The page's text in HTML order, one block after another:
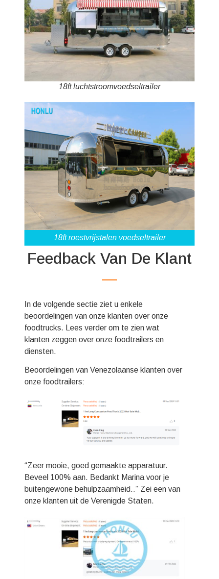
18ft luchtstroomvoedseltrailer
18ft roestvrijstalen voedseltrailer
Feedback Van De Klant
In de volgende sectie ziet u enkele
beoordelingen van onze klanten over onze
foodtrucks. Lees verder om te zien wat
klanten zeggen over onze foodtrailers en
diensten.
Beoordelingen van Venezolaanse klanten over
onze foodtrailers:
“Zeer mooie, goed gemaakte apparatuur.
Beveel 100% aan. Bedankt Marina voor je
buitengewone behulpzaamheid..” Zei een van
onze klanten uit de Verenigde Staten.